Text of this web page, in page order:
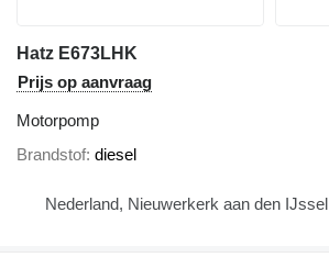
Hatz E673LHK
Prijs op aanvraag
Motorpomp
Brandstof diesel
Nederland, Nieuwerkerk aan den IJssel